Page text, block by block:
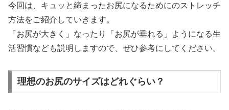
今回は、キュッと締まったお尻になるためにのストレッチ
方法をご紹介していきます。
「お尻が大きく」なったり「お尻が垂れる」ようになる生
活習慣なども説明しますので、ぜひ参考にしてください。
理想のお尻のサイズはどれぐらい？